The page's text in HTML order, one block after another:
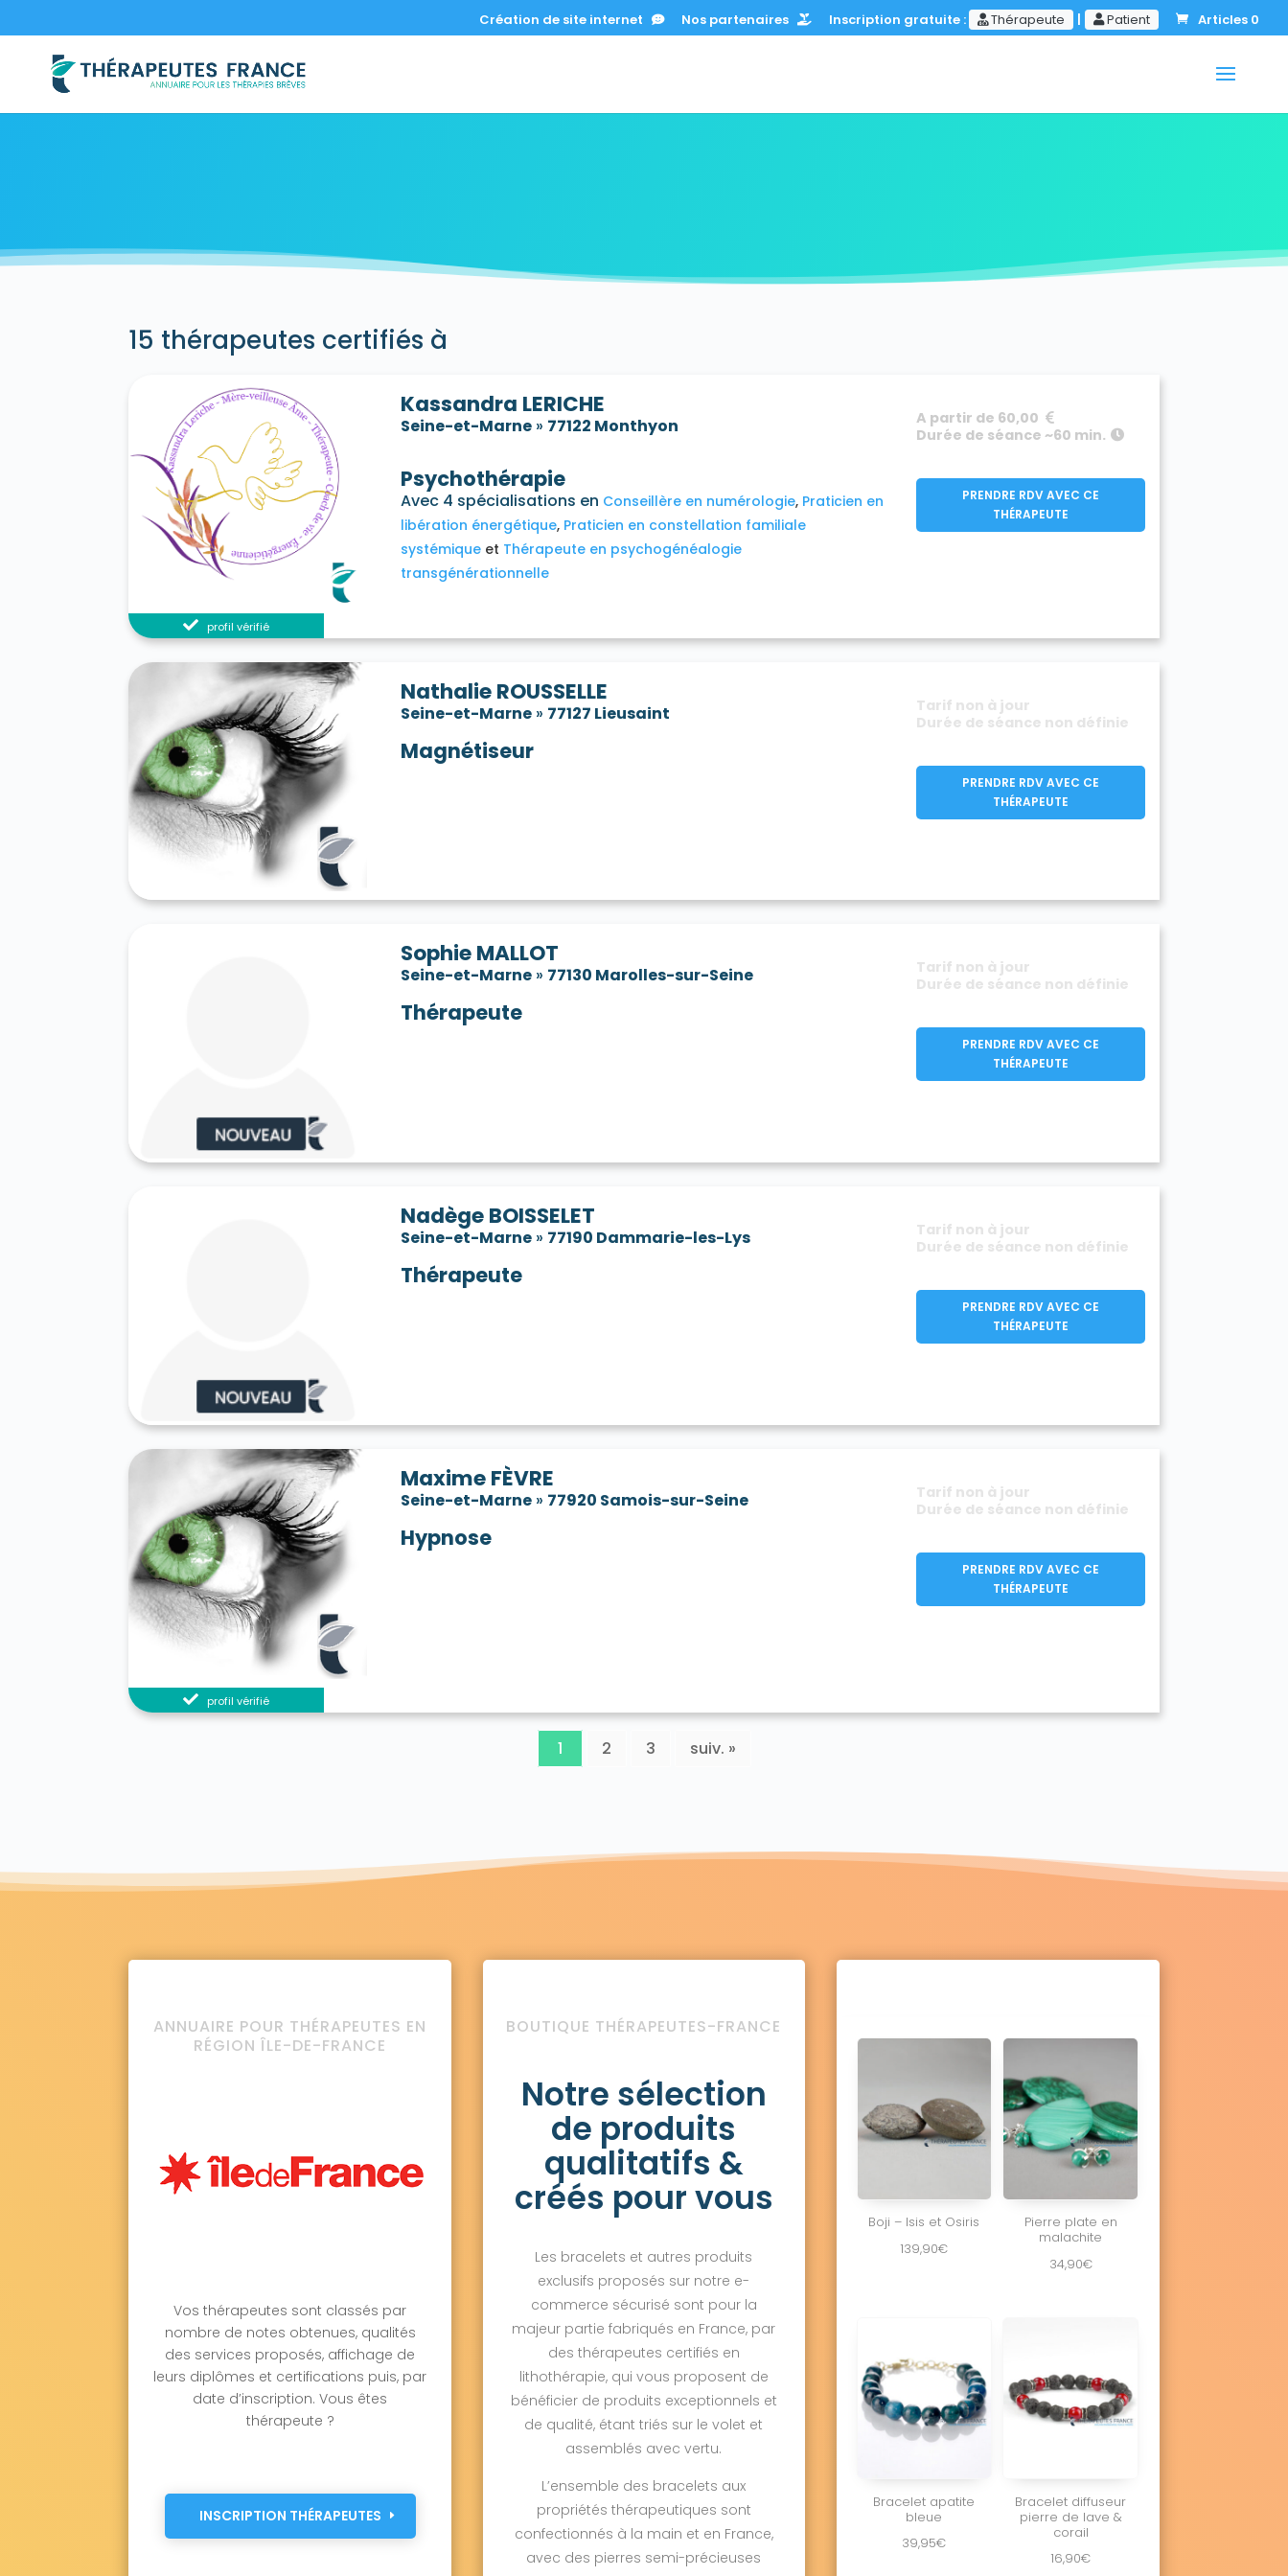
Création de site internet Nos partenaires Inscription gratuite : Thérapeute | Patient Articles 0
15 thérapeutes certifiés à
profil vérifié
Kassandra LERICHE
Seine-et-Marne » 77122 Monthyon
Psychothérapie
Avec 4 spécialisations en Conseillère en numérologie Praticien en
libération énergétique Praticien en constellation familiale
systémique
Thérapeute en psychogénéalogie
transgénérationnelle
A partir de 60,00
Durée de séance ~60 min.
PRENDRE RDV AVEC CE
THÉRAPEUTE
Nathalie ROUSSELLE
Seine-et-Marne » 77127 Lieusaint
Magnétiseur
Tarif non à jour
Durée de séance non définie
PRENDRE RDV AVEC CE
THÉRAPEUTE
Sophie MALLOT
Seine-et-Marne » 77130 Marolles-sur-Seine
Thérapeute
Tarif non à jour
Durée de séance non définie
PRENDRE RDV AVEC CE
THÉRAPEUTE
Nadège BOISSELET
Seine-et-Marne » 77190 Dammarie-les-Lys
Thérapeute
Tarif non à jour
Durée de séance non définie
PRENDRE RDV AVEC CE
THÉRAPEUTE
profil vérifié
Maxime FÈVRE
Seine-et-Marne » 77920 Samois-sur-Seine
Hypnose
Tarif non à jour
Durée de séance non définie
PRENDRE RDV AVEC CE
THÉRAPEUTE
1 2 3 suiv. »
ANNUAIRE POUR THÉRAPEUTES EN
RÉGION ÎLE-DE-FRANCE
Vos thérapeutes sont classés par
nombre de notes obtenues, qualités
des services proposés, affichage de
leurs diplômes et certifications puis, par
date d’inscription. Vous êtes
thérapeute ?
INSCRIPTION THÉRAPEUTES
BOUTIQUE THÉRAPEUTES-FRANCE
Notre sélection
de produits
qualitatifs &
créés pour vous
Les bracelets et autres produits
exclusifs proposés sur notre e-
commerce sécurisé sont pour la
majeur partie fabriqués en France, par
des thérapeutes certifiés en
lithothérapie, qui vous proposent de
bénéficier de produits exceptionnels et
de qualité, étant triés sur le volet et
assemblés avec vertu.
L’ensemble des bracelets aux
propriétés thérapeutiques sont
confectionnés à la main et en France,
avec des pierres semi-précieuses
Boji – Isis et Osiris
139,90€
Pierre plate en
malachite
34,90€
Bracelet apatite
bleue
39,95€
Bracelet diffuseur
pierre de lave &
corail
16,90€